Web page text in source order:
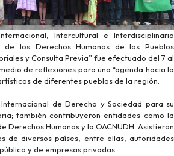
Intercultural e Interdisciplinario
de los Derechos Humanos de los Pueblos
y Consulta Previa” fue efectuado del 7 al
de reflexiones para una “agenda hacia la
de diferentes pueblos de la región.
de Derecho y Sociedad para su
también contribuyeron entidades como la
Derechos Humanos y la OACNUDH. Asistieron
de diversos países, entre ellas, autoridades
y de empresas privadas.